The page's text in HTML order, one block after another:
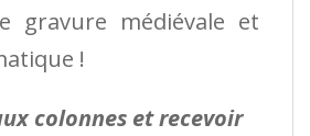
gravure médiévale et
!
colonnes et recevoir